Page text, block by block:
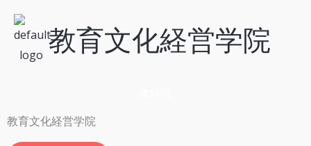
プ
教育文化経営学院
教育文化経営学院